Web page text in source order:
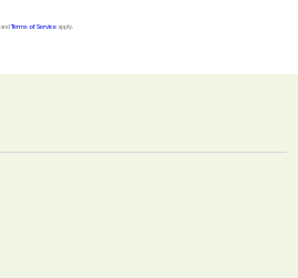
andTerms of Service apply.